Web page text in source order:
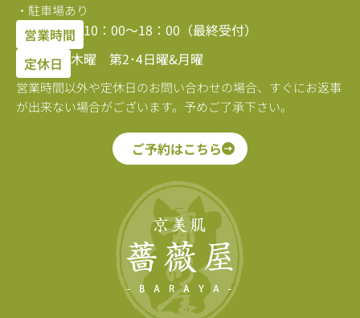
・駐車場あり
営業時間 10：00〜18：00（最終受付）
定休日 木曜 第2･4日曜&月曜
営業時間以外や定休日のお問い合わせの場合、すぐにお返事
が出来ない場合がございます。予めご了承下さい。
ご予約はこちら